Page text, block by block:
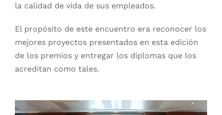
la calidad de vida de sus empleados.
El propósito de este encuentro era reconocer los
mejores proyectos presentados en esta edición
de los premios y entregar los diplomas que los
acreditan como tales.